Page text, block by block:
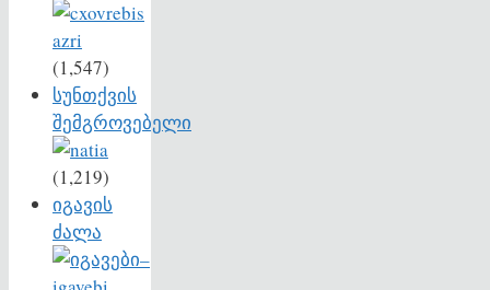
(1,547)
სუნთქვის
შემგროვებელი
(1,219)
იგავის
ძალა